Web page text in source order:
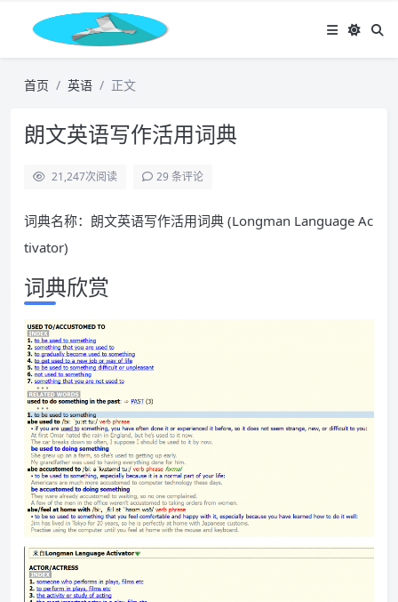
首页 英语 正文
朗文英语写作活用词典
21,247次阅读 29 条评论
词典名称：朗文英语写作活用词典 (Longman Language Ac
tivator)
词典欣赏